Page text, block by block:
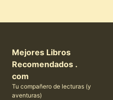
Mejores Libros
Recomendados .
com
Tu compañero de lecturas (y
aventuras)